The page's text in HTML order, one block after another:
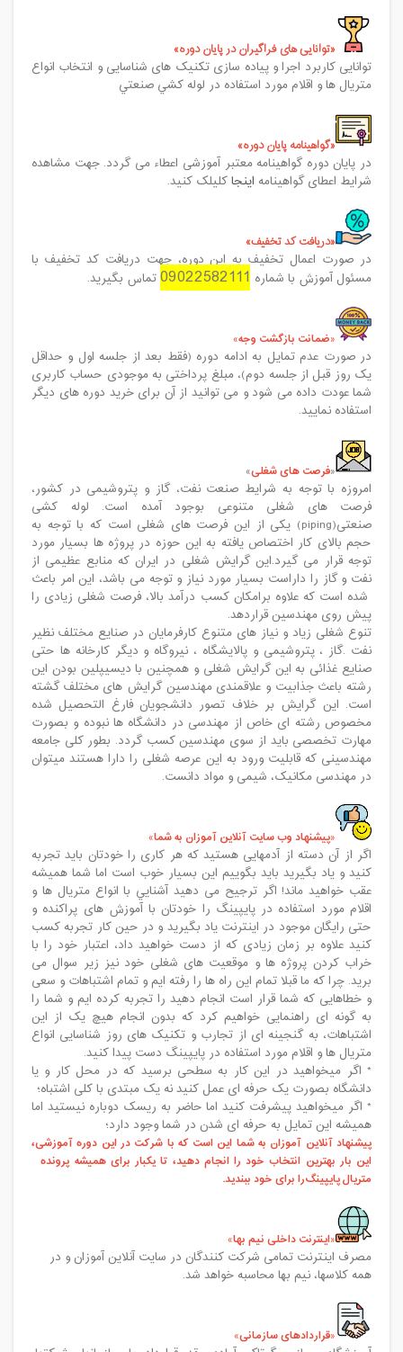
توانایی های فراگیران در پایان دوره
توانایی کاربرد اجرا و پیاده سازی تکنیک های شناسایی و انتخاب انواع
متريال ها و اقلام مورد استفاده در لوله کشي صنعتي
گواهینامه پایان دوره
در پایان دوره گواهینامه معتبر آموزشی اعطاء می گردد. جهت مشاهده
شرایط اعطای گواهینامه اینجاکلیلک کنید.
دریافت کد تخفیف
در صورت اعمال تخفیف به این دوره، جهت دریافت کد تخفیف با
مسئول آموزش با شماره 09022582111تماس بگیرید.
ضمانت بازگشت وجه
در صورت عدم تمایل به ادامه دوره (فقط بعد از جلسه اول و حداقل
یک روز قبل از جلسه دوم)، مبلغ پرداختی به موجودی حساب کاربری
شما عودت داده می شود و می توانید از آن برای خرید دوره های دیگر
استفاده نمایید.
فرصت های شغلی
امروزه با توجه به شرایط صنعت نفت، گاز و پتروشیمی در کشور،
فرصت های شغلی متنوعی بوجود آمده است. لوله کشی
صنعتی(piping) یکی از این فرصت های شغلی است که با توجه به
حجم بالای کار اختصاص یافته به این حوزه در پروژه ها بسیار مورد
توجه قرار می گیرد.این گرایش شغلی در ایران که منابع عظیمی از
نفت و گاز را داراست بسیار مورد نیاز و توجه می باشد، این امر باعث
شده است که علاوه برامکان کسب درآمد بالا، فرصت شغلی زیادی را
پیش روی مهندسین قراردهد.
تنوع شغلی زیاد و نیاز های متنوع کارفرمایان در صنایع مختلف نظیر
نفت .گاز ، پتروشیمی و پالایشگاه ، نیروگاه و دیگر کارخانه ها حتی
صنایع غذائی به این گرایش شغلی و همچنین با دیسیپلین بودن این
رشته باعث جذابیت و علاقمندی مهندسین گرایش های مختلف گشته
است. این گرایش بر خلاف تصور دانشجویان فارغ التحصیل شده
مخصوص رشته ای خاص از مهندسی در دانشگاه ها نبوده و بصورت
مهارت تخصصی باید از سوی مهندسین کسب گردد. بطور کلی جامعه
مهندسینی که قابلیت ورود به این عرصه شغلی را دارا هستند میتوان
در مهندسی مکانیک، شیمی و مواد دانست.
پیشنهاد وب سایت آنلاین آموزان به شما
اگر از آن دسته از آدمهایی هستید که هر کاری را خودتان باید تجربه
کنید و یاد بگیرید باید بگوییم این بسیار خوب است اما شما همیشه
عقب خواهید ماند! اگر ترجیح می دهید آشنايي با انواع متريال ها و
اقلام مورد استفاده در پایپینگ را خودتان با آموزش های پراکنده و
حتی رایگان موجود در اینترنت یاد بگیرید و در حین کار تجربه کسب
کنید علاوه بر زمان زیادی که از دست خواهید داد، اعتبار خود را با
خراب کردن پروژه ها و موقعیت های شغلی خود نیز زیر سوال می
برید. چرا که ما قبلا تمام این راه ها را رفته ایم و تمام اشتباهات و سعی
و خطاهایی که شما قرار است انجام دهید را تجربه کرده ایم و شما را
به گونه ای راهنمایی خواهیم کرد که بدون انجام هیچ یک از این
اشتباهات، به گنجینه ای از تجارب و تکنیک های روز شناسایی انواع
متريال ها و اقلام مورد استفاده در پایپینگ دست پیدا کنید.
* اگر میخواهید در این کار به سطحی برسید که در محل کار و یا
دانشگاه بصورت یک حرفه ای عمل کنید نه یک مبتدی با کلی اشتباه؛
* اگر میخواهید پیشرفت کنید اما حاضر به ریسک دوباره نیستید اما
همیشه این تمایل به حرفه ای شدن در شما وجود دارد؛
پیشنهاد آنلاین آموزان به شما این است که با شرکت در این دوره آموزشی،
این بار بهترین انتخاب خود را انجام دهید، تا یکبار برای همیشه پرونده
متریال پایپینگرا برای خود ببندید.
اینترنت داخلی نیم بها
مصرف اینترنت تمامی شرکت کنندگان در سایت آنلاین آموزان و در
همه کلاسها، نیم بها محاسبه خواهد شد.
قراردادهای سازمانی